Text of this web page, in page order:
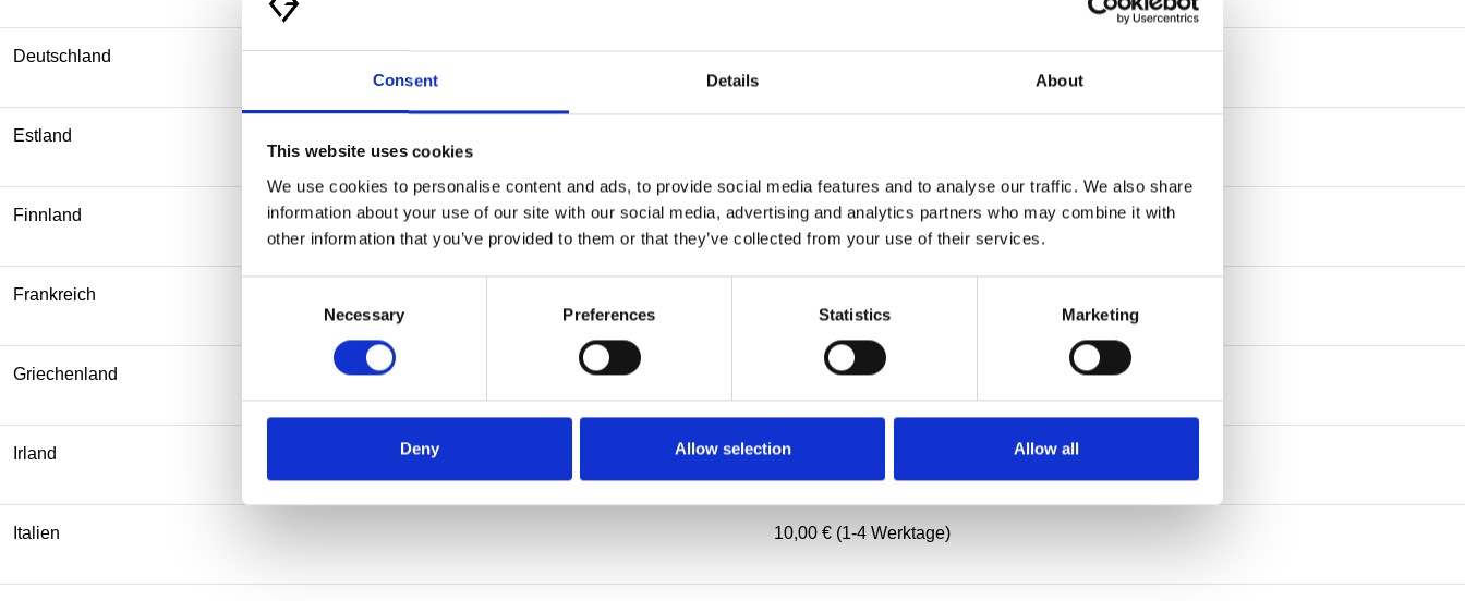
Consent Details About
This website uses cookies
We use cookies to personalise content and ads, to provide social media features and to analyse our traffic. We also share
information about your use of our site with our social media, advertising and analytics partners who may combine it with
other information that you’ve provided to them or that they’ve collected from your use of their services.
Necessary Preferences Statistics Marketing
Deny Allow selection Allow all
Deutschland 5,00 € (1-2 Werktage)
Estland
Finnland 10,00 € (2-4 Werktage)
Frankreich
Griechenland 10,00 € (3-5 Werktage)
Irland 10,00 € (2-4 Werktage)
Italien 10,00 € (1-4 Werktage)